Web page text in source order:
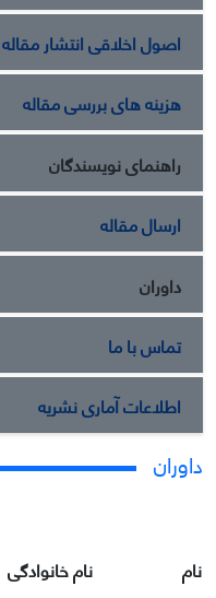
اصول اخلاقی انتشار مقاله
هزینه های بررسی مقاله
راهنمای نویسندگان
ارسال مقاله
داوران
تماس با ما
اطلاعات آماری نشریه
داوران
نام نام خانوادگی